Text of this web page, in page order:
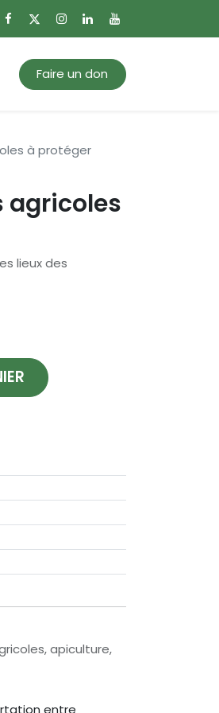
Faire un don
à protéger
agricoles
lieux des
apiculture,